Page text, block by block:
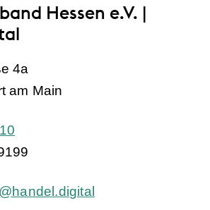
Hessen e.V. |
4a
am Main
h nd d g t l